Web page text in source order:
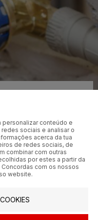
atualmente esgotado
personalizar conteúdo e
sociais e analisar o
acerca da tua
de redes sociais, de
combinar com outras
por estes a partir da
com os nossos
website.